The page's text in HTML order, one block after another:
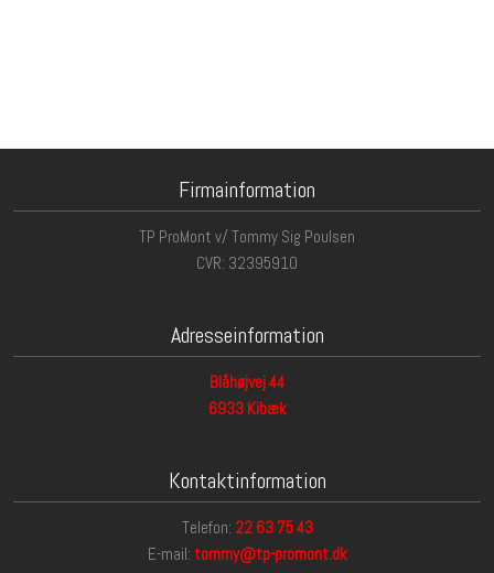
​Firmainformation
TP ProMont v/ Tommy Sig Poulsen
CVR: 32395910
Adresseinformation
Blåhøjvej 44
6933 Kibæk
Kontaktinformation
Telefon: 22 63 75 4​3
E-mail: tommy@tp-promont.dk